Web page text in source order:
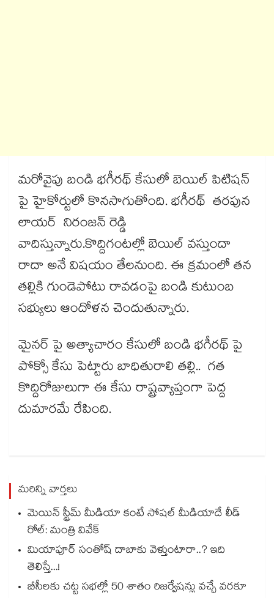
మరోవైపు బండి భగీరథ్ కేసులో బెయిల్ పిటిషన్
పై హైకోర్టులో కొనసాగుతోంది. భగీరథ్ తరపున
లాయర్ నిరంజన్ రెడ్డి
వాదిస్తున్నారు.కొద్దిగంటల్లో బెయిల్ వస్తుందా
రాదా అనే విషయం తేలనుంది. ఈ క్రమంలో తన
తల్లికి గుండెపోటు రావడంపై బండి కుటుంబ
సభ్యులు ఆందోళన చెందుతున్నారు.
మైనర్ పై అత్యాచారం కేసులో బండి భగీరథ్ పై
పోక్సో కేసు పెట్టారు బాధితురాలి తల్లి.. గత
కొద్దిరోజులుగా ఈ కేసు రాష్ట్రవ్యాప్తంగా పెద్ద
దుమారమే రేపింది.
మరిన్ని వార్తలు
మెయిన్ స్ట్రీమ్ మీడియా కంటే సోషల్ మీడియాదే లీడ్
రోల్: మంత్రి వివేక్
మియాపూర్ సంతోష్ దాబాకు వెళ్తుంటారా..? ఇది
తెలిస్తే...!
బీసీలకు చట్ట సభల్లో 50 శాతం రిజర్వేషన్లు వచ్చే వరకూ